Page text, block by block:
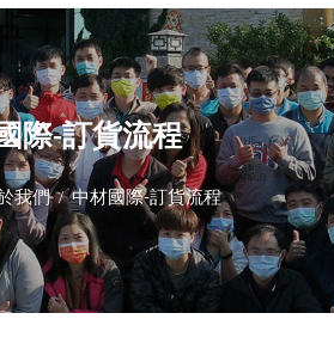
際-訂貨流程
我們 中材國際-訂貨流程